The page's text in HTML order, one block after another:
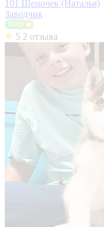
101 Щеночек (Наталья)
Заводчик
5 2 отзыва